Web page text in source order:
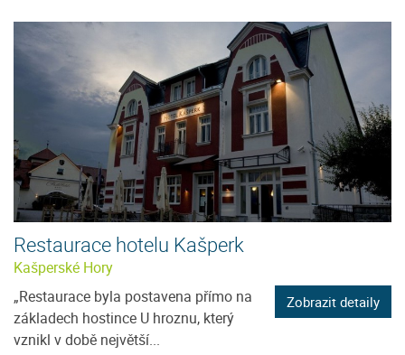
Restaurace hotelu Kašperk
Kašperské Hory
„Restaurace byla postavena přímo na
základech hostince U hroznu, který
vznikl v době největší...
Zobrazit detaily